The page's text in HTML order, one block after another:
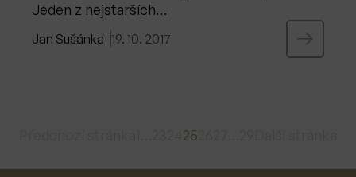
Jeden z nejstarších…
Jan Sušánka 19. 10. 2017
25